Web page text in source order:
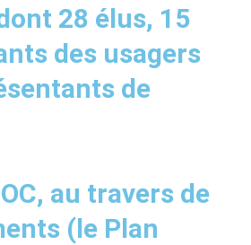
28 élus, 15
des usagers
de
au travers de
(le Plan